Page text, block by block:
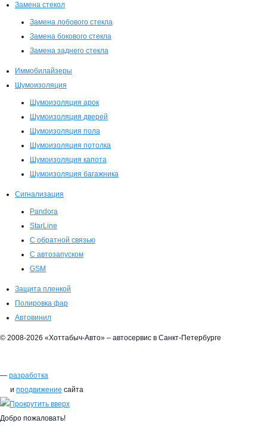
Замена стекол
Замена лобового стекла
Замена бокового стекла
Замена заднего стекла
Иммобилайзеры
Шумоизоляция
Шумоизоляция арок
Шумоизоляция дверей
Шумоизоляция пола
Шумоизоляция потолка
Шумоизоляция капота
Шумоизоляция багажника
Сигнализация
Pandora
StarLine
С обратной связью
С автозапуском
GSM
Защита пленкой
Полировка фар
Автовинил
© 2008-2026 «Хоттабыч-Авто» – автосервис в Санкт-Петербурге
— разработка
и продвижение сайта
Добро пожаловать!